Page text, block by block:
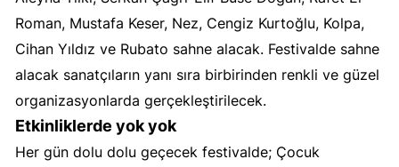
Roman, Mustafa Keser, Nez, Cengiz Kurtoğlu, Kolpa,
Cihan Yıldız ve Rubato sahne alacak. Festivalde sahne
alacak sanatçıların yanı sıra birbirinden renkli ve güzel
organizasyonlarda gerçekleştirilecek.
Etkinliklerde yok yok
Her gün dolu dolu geçecek festivalde; Çocuk